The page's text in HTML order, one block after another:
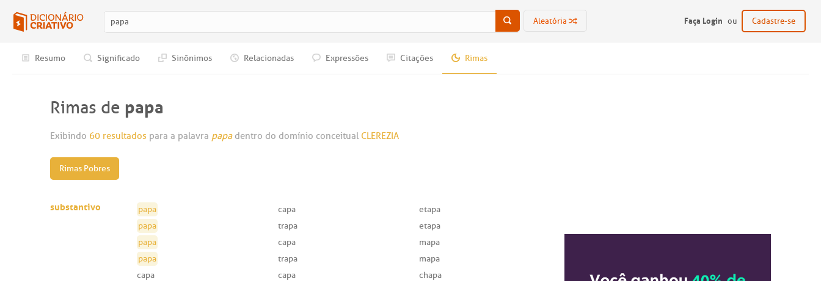
Aleatória Faça Login ou Cadastre-se
Resumo Significado Sinônimos Relacionadas Expressões Citações Rimas
Rimas de papa
Exibindo 60 resultados para a palavra papadentro do domínio conceitual CLEREZIA
Rimas Pobres
substantivo
papa
papa
papa
papa
capa
capa
trapa
capa
trapa
capa
etapa
etapa
mapa
mapa
chapa